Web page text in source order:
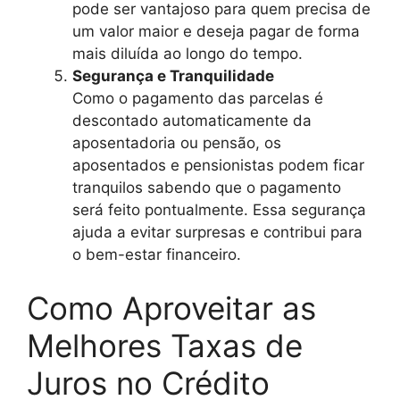
pode ser vantajoso para quem precisa de
um valor maior e deseja pagar de forma
mais diluída ao longo do tempo.
Segurança e Tranquilidade
Como o pagamento das parcelas é
descontado automaticamente da
aposentadoria ou pensão, os
aposentados e pensionistas podem ficar
tranquilos sabendo que o pagamento
será feito pontualmente. Essa segurança
ajuda a evitar surpresas e contribui para
o bem-estar financeiro.
Como Aproveitar as
Melhores Taxas de
Juros no Crédito